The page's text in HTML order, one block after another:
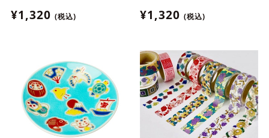
¥1,320 (税込)
¥1,320 (税込)